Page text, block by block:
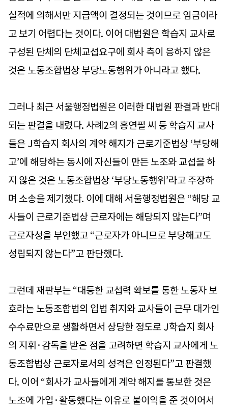
실적에 의해서만 지급액이 결정되는 것이므로 임금이라
고 보기 어렵다는 것이다. 이어 대법원은 학습지 교사로
구성된 단체의 단체교섭요구에 회사 측이 응하지 않은
것은 노동조합법상 부당노동행위가 아니라고 했다.
그러나 최근 서울행정법원은 이러한 대법원 판결과 반대
되는 판결을 내렸다. 사례2의 홍연필 씨 등 학습지 교사
들은 J학습지 회사의 계약 해지가 근로기준법상 ‘부당해
고’에 해당하는 동시에 자신들이 만든 노조와 교섭을 하
지 않은 것은 노동조합법상 ‘부당노동행위’라고 주장하
며 소송을 제기했다. 이에 대해 서울행정법원은 “해당 교
사들이 근로기준법상 근로자에는 해당되지 않는다”며
근로자성을 부인했고 “근로자가 아니므로 부당해고도
성립되지 않는다”고 판단했다.
그런데 재판부는 “대등한 교섭력 확보를 통한 노동자 보
호라는 노동조합법의 입법 취지와 교사들이 근무 대가인
수수료만으로 생활하면서 상당한 정도로 J학습지 회사
의 지휘·감독을 받은 점을 고려하면 학습지 교사에게 노
동조합법상 근로자로서의 성격은 인정된다”고 판결했
다. 이어 “회사가 교사들에게 계약 해지를 통보한 것은
노조에 가입·활동했다는 이유로 불이익을 준 것이어서